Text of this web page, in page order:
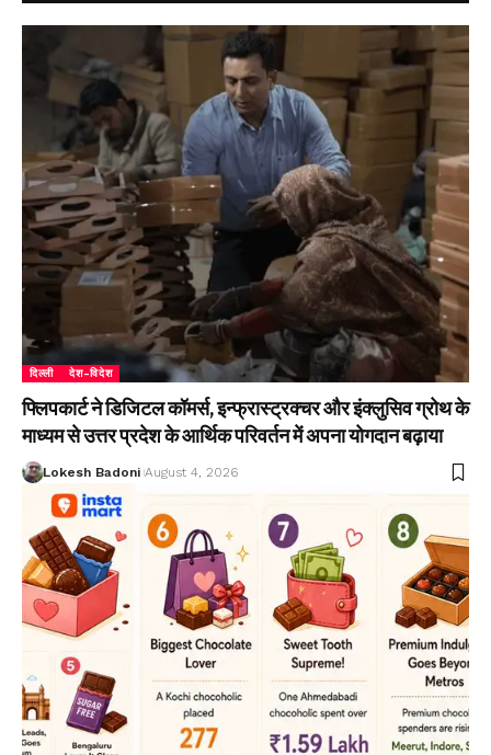
दिल्ली देश-विदेश
फ्लिपकार्ट ने डिजिटल कॉमर्स, इन्फ्रास्ट्रक्चर और इंक्लुसिव ग्रोथ के
माध्यम से उत्तर प्रदेश के आर्थिक परिवर्तन में अपना योगदान बढ़ाया
Lokesh Badoni August 4, 2026